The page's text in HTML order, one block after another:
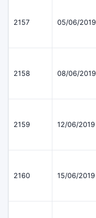
2157 05/06/2019
2158 08/06/2019
2159 12/06/2019
2160 15/06/2019